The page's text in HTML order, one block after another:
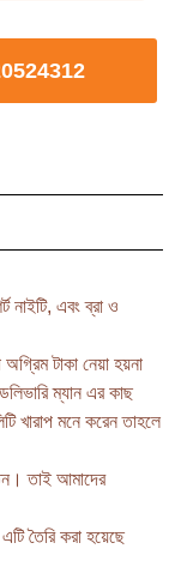
নাইটি, এবং ব্রা ও
টাকা নেয়া হয়না
ম্যান এর কাছ
খারাপ মনে করেন তাহলে
তাই আমাদের
তৈরি করা হয়েছে